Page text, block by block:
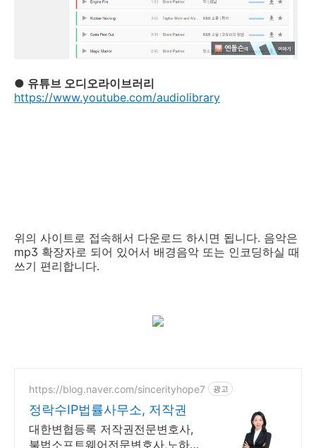
● 유튜브 오디오라이브러리
https://www.youtube.com/audiolibrary
위의 사이트로 접속해서 다운로드 하시면 됩니다. 음악은
mp3 확장자로 되어 있어서 배경음악 또는 인코딩하실 때
쓰기 편리합니다.
https://blog.naver.com/sincerityhope7 광고
정락수IP법률사무소, 저작권
대한변협등록 저작권전문변호사,
불법소프트웨어전문변호사,노하우